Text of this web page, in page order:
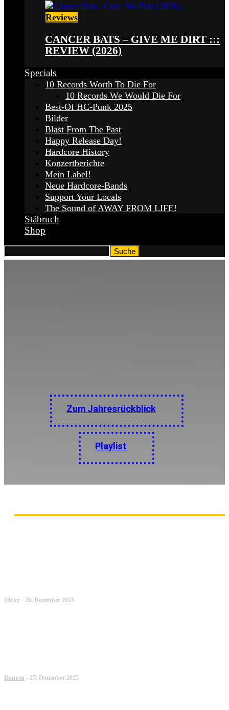
Reviews
CANCER BATS – GIVE ME DIRT :::
REVIEW (2026)
Specials
10 Records Worth To Die For
10 Records We Would Die For
Best-Of HC-Punk 2025
Bilder
Blast From The Past
Happy Release Day!
Hardcore History
Konzertberichte
Mein Label!
Neue Hardcore-Bands
Support Your Locals
The Sound of AWAY FROM LIFE!
Stäbruch
Shop
Zum Jahresrückblick
Playlist
Oliver - 26. Dezember 2025
Rouven - 25. Dezember 2025